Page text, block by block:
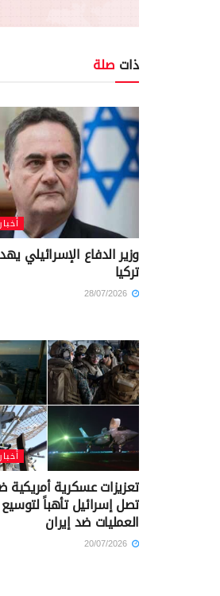
ذات صلة
وزير الدفاع الإسرائيلي
تركيا
تعزيزات عسكرية أمريكية
تصل إسرائيل تأهباً لتوسيع
العمليات ضد إيران